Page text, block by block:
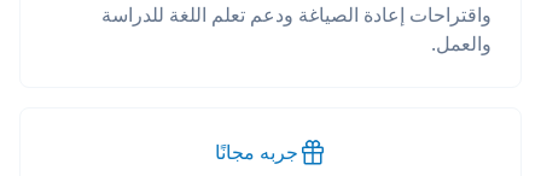
واقتراحات إعادة الصياغة ودعم تعلم اللغة للدراسة
والعمل.
جربه مجانًا